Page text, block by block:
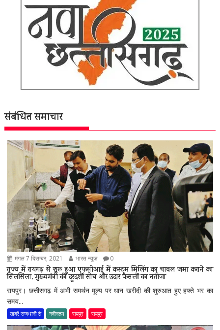
संबंधित समाचार
मंगल 7 दिसम्बर, 2021 भारत न्यूज़ 0
राज्य में रायगढ़ से शुरू हुआ एफसीआई में कस्टम मिलिंग का चावल जमा कराने का
सिलसिला, मुख्यमंत्री की दूरदर्शी सोच और उदार फैसलों का नतीजा
रायपुर। छत्तीसगढ़ में अभी समर्थन मूल्य पर धान खरीदी की शुरुआत हुए हफ्ते भर का
समय...
खबरें राजधानी से नवीनतम रायपुर रायपुर